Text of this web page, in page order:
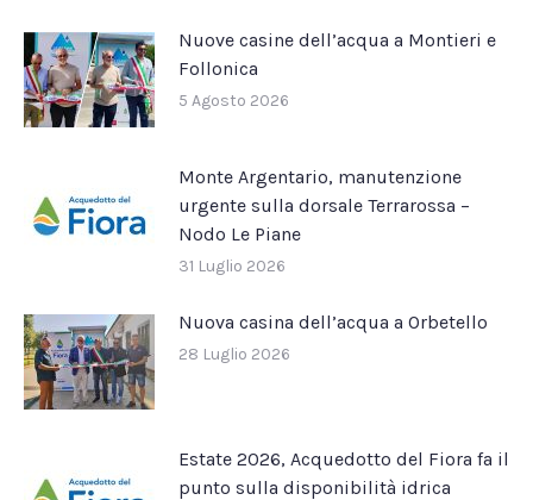
Nuove casine dell’acqua a Montieri e
Follonica
5 Agosto 2026
Monte Argentario, manutenzione
urgente sulla dorsale Terrarossa –
Nodo Le Piane
31 Luglio 2026
Nuova casina dell’acqua a Orbetello
28 Luglio 2026
Estate 2026, Acquedotto del Fiora fa il
punto sulla disponibilità idrica